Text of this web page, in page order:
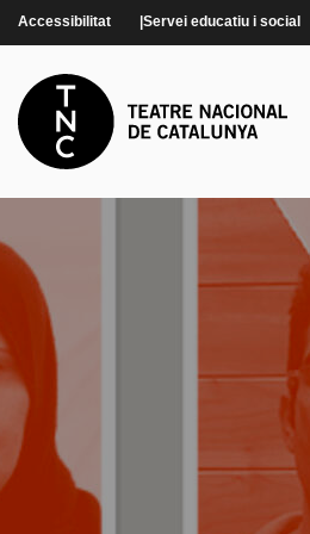
Accessibilitat Servei educatiu i social